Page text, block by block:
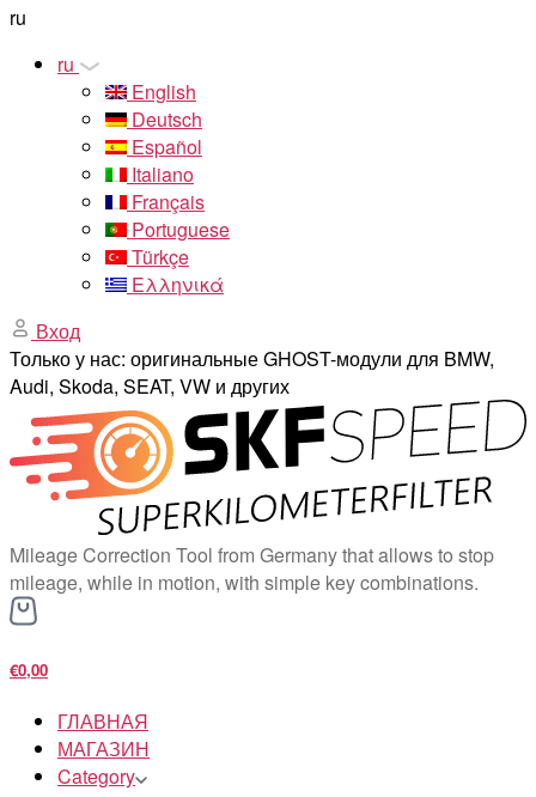
ru
ru
English
Deutsch
Español
Italiano
Français
Portuguese
Türkçe
Ελληνικά
Вход
Только у нас: оригинальные GHOST-модули для BMW,
Audi, Skoda, SEAT, VW и других
Mileage Correction Tool from Germany that allows to stop
mileage, while in motion, with simple key combinations.
€0,00
ГЛАВНАЯ
МАГАЗИН
Category